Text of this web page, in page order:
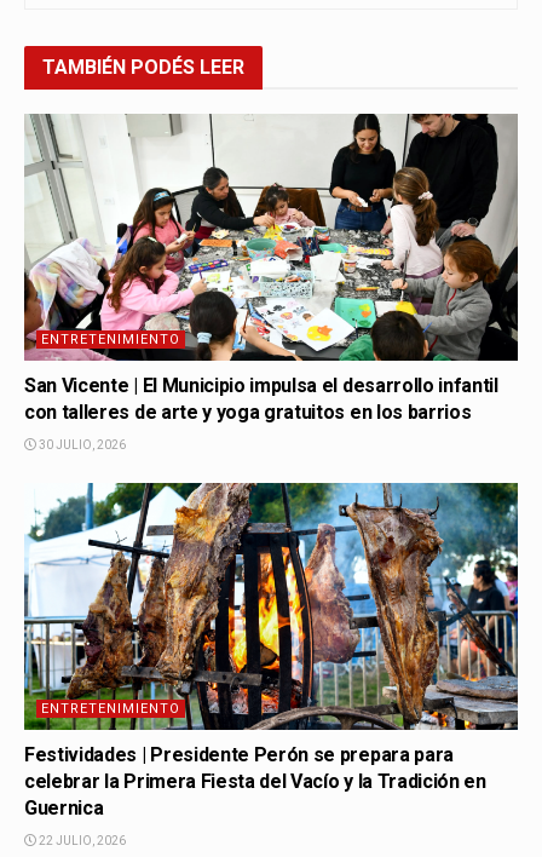
TAMBIÉN PODÉS LEER
ENTRETENIMIENTO
San Vicente | El Municipio impulsa el desarrollo infantil
con talleres de arte y yoga gratuitos en los barrios
30 JULIO, 2026
ENTRETENIMIENTO
Festividades | Presidente Perón se prepara para
celebrar la Primera Fiesta del Vacío y la Tradición en
Guernica
22 JULIO, 2026